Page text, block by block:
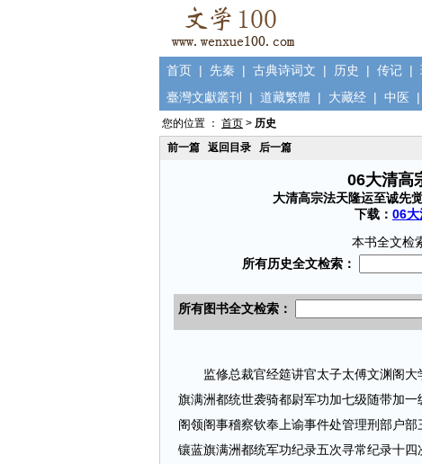
首页 | 先秦 | 古典诗词文 | 历史 | 传记 |
臺灣文獻叢刊
| 道藏繁體 | 大藏经 | 中医 |
您的位置 ： 首页 > 历史
前一篇
返回目录 后一篇
06大清高
大清高宗法天隆运至诚先
下载： 06大
本书全文检
监修总裁官经筵讲官太子太傅文渊阁大
旗满洲都统世袭骑都尉军功加七级随带加
阁领阁事稽察钦奉上谕事件处管理刑部户
镶蓝旗满洲都统军功纪录五次寻常纪录十